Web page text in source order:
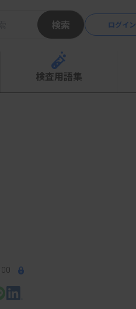
検索 ログイン
検査用語集